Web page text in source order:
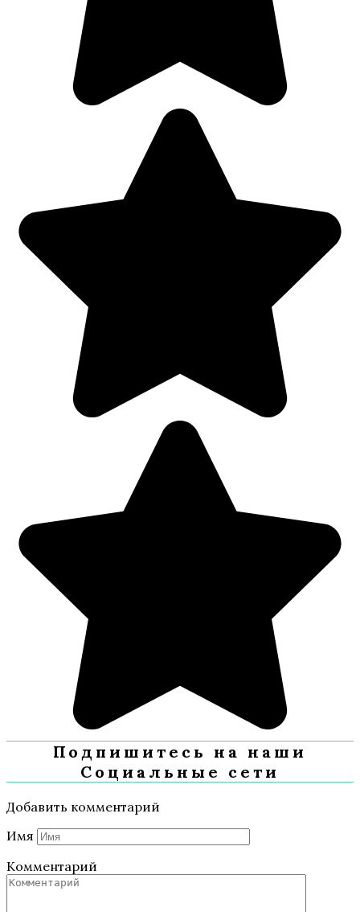
Подпишитесь на наши
Социальные сети
Добавить комментарий
Имя
Комментарий